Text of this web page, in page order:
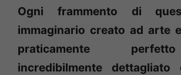
Ogni frammento di
immaginario creato ad arte
praticamente
incredibilmente dettagliato